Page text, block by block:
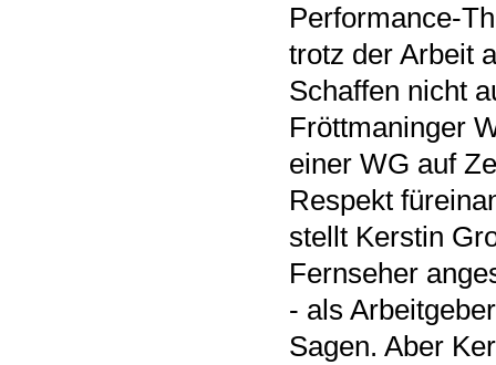
Performance-
trotz der Arbeit
Schaffen nicht
Fröttmaninger
einer WG auf
Respekt
stellt Kerstin
Fernseher
- als
Sagen. Aber